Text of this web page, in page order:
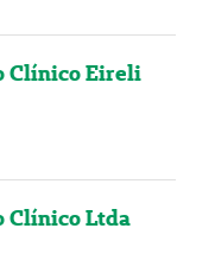
Clínico Eireli
Clínico Ltda